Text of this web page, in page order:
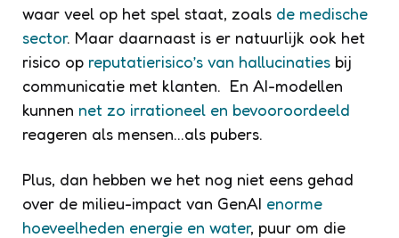
waar veel op het spel staat, zoals de medische
sector. Maar daarnaast is er natuurlijk ook het
risico op reputatierisico’s van hallucinaties bij
communicatie met klanten. En AI-modellen
kunnen net zo irrationeel en bevooroordeeld
reageren als mensen…als pubers.
Plus, dan hebben we het nog niet eens gehad
over de milieu-impact van GenAI enorme
hoeveelheden energie en water, puur om die